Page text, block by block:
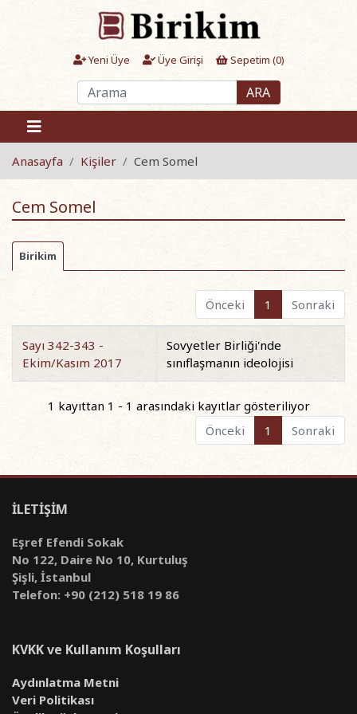
Yeni Üye Üye Girişi Sepetim (0)
ARA
Anasayfa Kişiler Cem Somel
Cem Somel
Birikim
Önceki 1 Sonraki
Sayı 342-343 -
Ekim/Kasım 2017
Sovyetler Birliği'nde
sınıflaşmanın ideolojisi
1 kayıttan 1 - 1 arasındaki kayıtlar gösteriliyor
Önceki
1 Sonraki
İLETİŞİM
Eşref Efendi Sokak
No 122, Daire No 10, Kurtuluş
Şişli, İstanbul
Telefon: +90 (212) 518 19 86
KVKK ve Kullanım Koşulları
Aydınlatma Metni
Veri Politikası